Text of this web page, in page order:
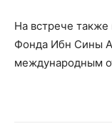
На встрече также
Фонда Ибн Сины
международным